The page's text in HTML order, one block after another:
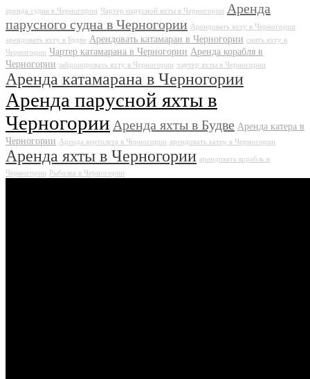
аренда судна в Черногории Чартер парусной яхты в Черногории
Аренда
парусного судна в Черногории Арендовать яхту в Черногории
арендовать яхту в Будве Арендовать катамаран в Черногории снять яхту в
Черногории Чартер катамарана в Черногории Аренда корабля в
Черногории забронировать яхту в Черногории чартер яхты в Черногории
Аренда катамарана в Черногории
Аренда парусной яхты в
Черногории Аренда яхты в Будве Аренда катера в
Черногории Аренда вертолета в Черногории арендовать катер в Черногории
Аренда яхты в Черногории арендовать корабль в
Черногории
Рыбалка в Черногории